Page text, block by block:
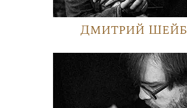
Дмитрий Шейб